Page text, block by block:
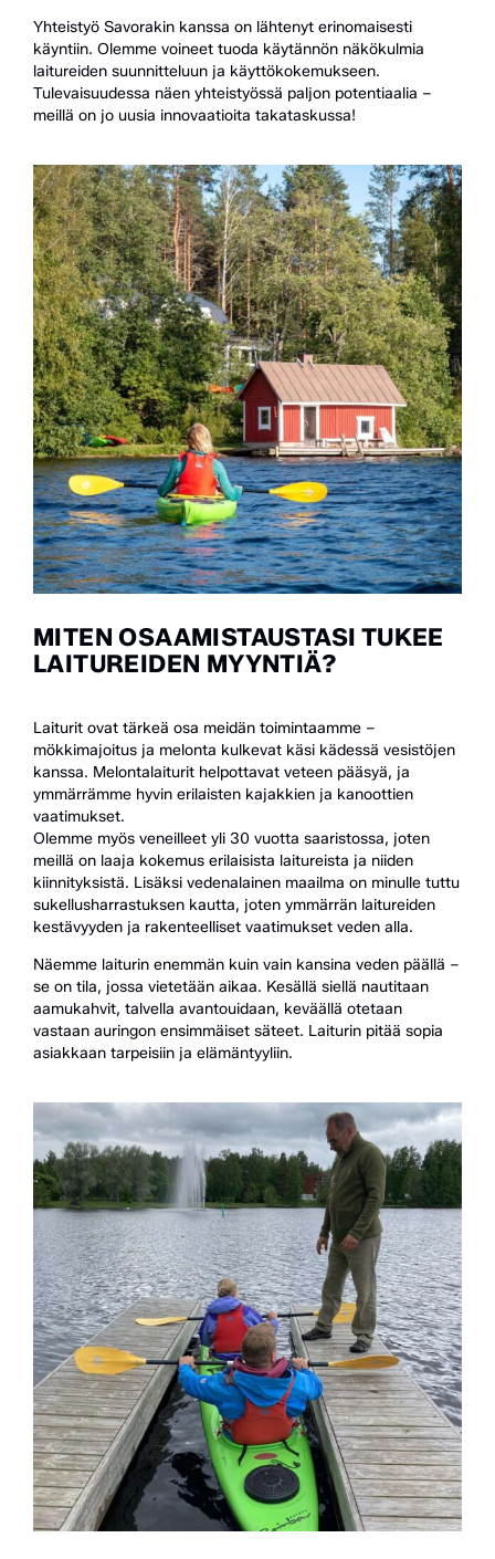
Yhteistyö Savorakin kanssa on lähtenyt erinomaisesti
käyntiin. Olemme voineet tuoda käytännön näkökulmia
laitureiden suunnitteluun ja käyttökokemukseen.
Tulevaisuudessa näen yhteistyössä paljon potentiaalia –
meillä on jo uusia innovaatioita takataskussa!
MITEN OSAAMISTAUSTASI TUKEE
LAITUREIDEN MYYNTIÄ?
Laiturit ovat tärkeä osa meidän toimintaamme –
mökkimajoitus ja melonta kulkevat käsi kädessä vesistöjen
kanssa. Melontalaiturit helpottavat veteen pääsyä, ja
ymmärrämme hyvin erilaisten kajakkien ja kanoottien
vaatimukset.
Olemme myös veneilleet yli 30 vuotta saaristossa, joten
meillä on laaja kokemus erilaisista laitureista ja niiden
kiinnityksistä. Lisäksi vedenalainen maailma on minulle tuttu
sukellusharrastuksen kautta, joten ymmärrän laitureiden
kestävyyden ja rakenteelliset vaatimukset veden alla.
Näemme laiturin enemmän kuin vain kansina veden päällä –
se on tila, jossa vietetään aikaa. Kesällä siellä nautitaan
aamukahvit, talvella avantouidaan, keväällä otetaan
vastaan auringon ensimmäiset säteet. Laiturin pitää sopia
asiakkaan tarpeisiin ja elämäntyyliin.